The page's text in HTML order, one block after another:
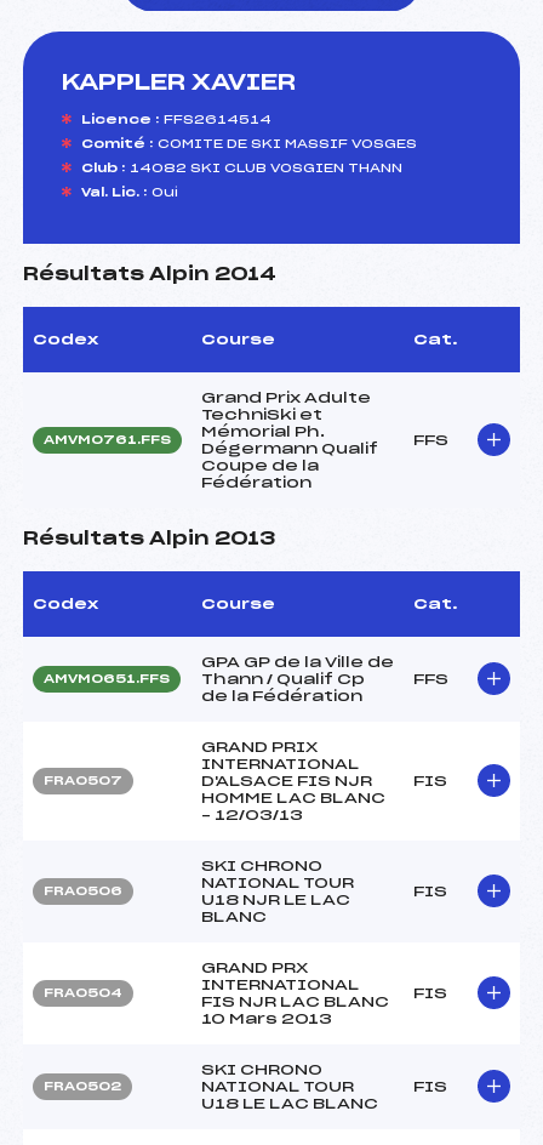
KAPPLER XAVIER
Licence : FFS2614514
Comité : COMITE DE SKI MASSIF VOSGES
Club : 14082 SKI CLUB VOSGIEN THANN
Val. Lic. : Oui
Résultats Alpin 2014
Codex Course Cat.
AMVM0761.FFS
Grand Prix Adulte
TechniSki et
Mémorial Ph.
Dégermann Qualif
Coupe de la
Fédération
FFS
Résultats Alpin 2013
Codex Course Cat.
AMVM0651.FFS
GPA GP de la Ville de
Thann / Qualif Cp
de la Fédération
FFS
FRA0507
GRAND PRIX
INTERNATIONAL
D'ALSACE FIS NJR
HOMME LAC BLANC
– 12/03/13
FIS
FRA0506
SKI CHRONO
NATIONAL TOUR
U18 NJR LE LAC
BLANC
FIS
FRA0504
GRAND PRX
INTERNATIONAL
FIS NJR LAC BLANC
10 Mars 2013
FIS
FRA0502
SKI CHRONO
NATIONAL TOUR
U18 LE LAC BLANC
FIS